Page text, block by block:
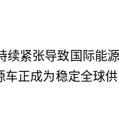
续紧张导致国际能
车正成为稳定全球